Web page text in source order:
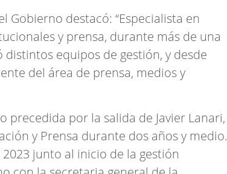
Gobierno destacó: “Especialista en
y prensa, durante más de una
equipos de gestión, y desde
del área de prensa, medios y
precedida por la salida de Javier Lanari,
y Prensa durante dos años y medio.
junto al inicio de la gestión